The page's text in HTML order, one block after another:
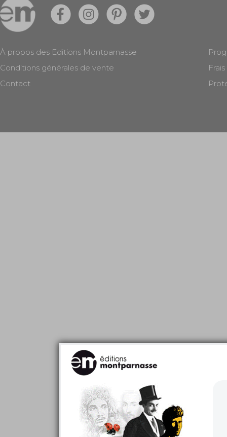
À propos des Editions Montparnasse
Conditions générales de vente
Contact